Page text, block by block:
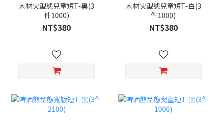
木材火型態兒童短T-黑(3
件1000)
NT$380
木材火型態兒童短T-白(3
件1000)
NT$380